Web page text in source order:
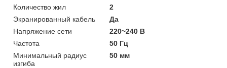
Количество жил
2
Экранированный кабель
Да
Напряжение сети
220~240 В
Частота
50 Гц
Минимальный радиус
изгиба
50 мм